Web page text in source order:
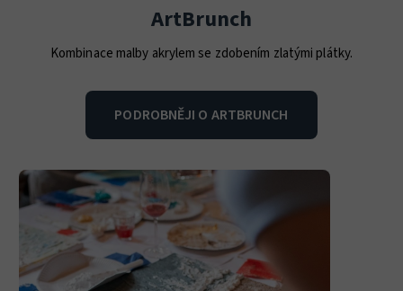
ArtBrunch
Kombinace malby akrylem se zdobením zlatými plátky.
PODROBNĚJI O ARTBRUNCH